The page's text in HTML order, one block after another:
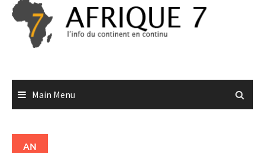
Skip
content
Main Menu
AN